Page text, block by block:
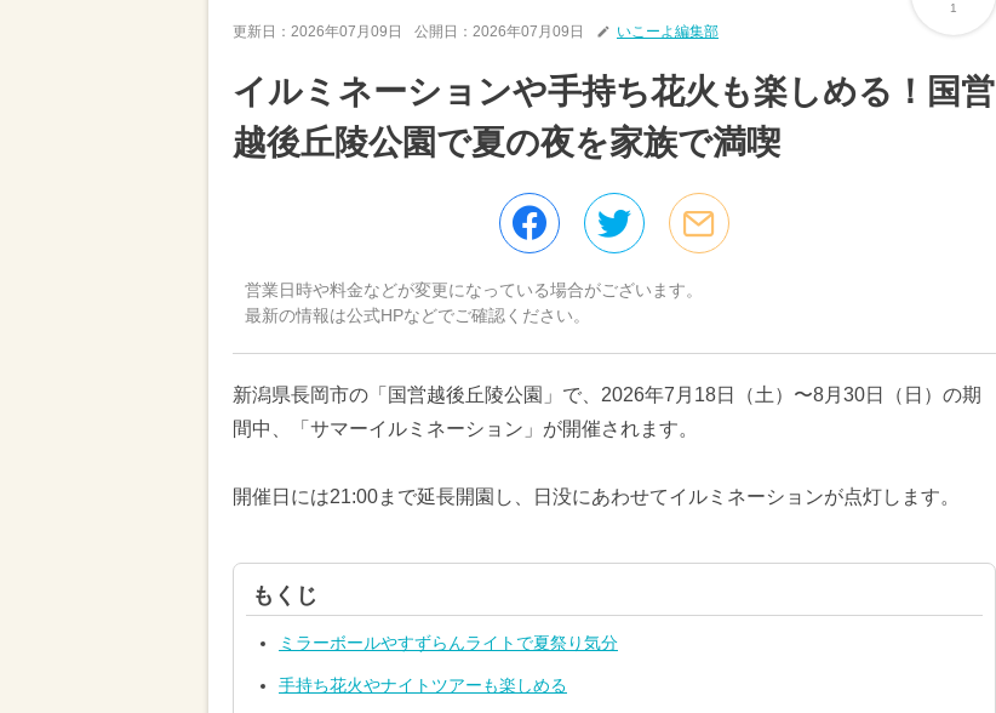
1
更新日： 2026年07月09日 公開日： 2026年07月09日 いこーよ編集部
イルミネーションや手持ち花火も楽しめる！国営
越後丘陵公園で夏の夜を家族で満喫
営業日時や料金などが変更になっている場合がございます。
最新の情報は公式HPなどでご確認ください。
新潟県長岡市の「国営越後丘陵公園」で、2026年7月18日（土）〜8月30日（日）の期
間中、「サマーイルミネーション」が開催されます。
開催日には21:00まで延長開園し、日没にあわせてイルミネーションが点灯します。
もくじ
ミラーボールやすずらんライトで夏祭り気分
手持ち花火やナイトツアーも楽しめる